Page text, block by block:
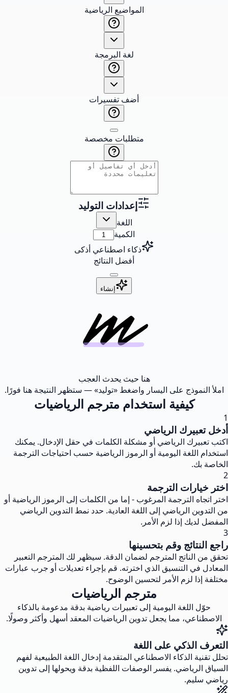
المواضيع الرياضية
لغة البرمجة
أضف تفسيرات
متطلبات مخصصة
إعدادات التوليد
اللغة
الكمية
ذكاء اصطناعي أذكى
أفضل النتائج
إنشاء
هنا حيث يحدث العجب
املأ النموذج على اليسار واضغط «توليد» — ستظهر النتيجة هنا فورًا.
كيفية استخدام مترجم الرياضيات
1
أدخل تعبيرك الرياضي
اكتب تعبيرك الرياضي أو مشكلة الكلمات في حقل الإدخال. يمكنك
استخدام اللغة اليومية أو الرموز الرياضية حسب احتياجات الترجمة
الخاصة بك.
2
اختر خيارات الترجمة
اختر اتجاه الترجمة المرغوب - إما من الكلمات إلى الرموز الرياضية أو
من التدوين الرياضي إلى اللغة العادية. حدد نمط التدوين الرياضي
المفضل لديك إذا لزم الأمر.
3
راجع النتائج وقم بتحسينها
تحقق من الناتج المترجم لضمان الدقة. سيظهر لك المترجم التعبير
المعادل في التنسيق الذي اخترته. قم بإجراء تعديلات أو جرب عبارات
مختلفة إذا لزم الأمر لتحسين الوضوح.
مترجم الرياضيات
حوّل اللغة اليومية إلى تعبيرات رياضية بدقة مدعومة بالذكاء
الاصطناعي، مما يجعل تدوين الرياضيات المعقد أسهل وأكثر وصولًا.
التعرف الذكي على اللغة
تحلل تقنية الذكاء الاصطناعي المتقدمة إدخال اللغة الطبيعية لفهم
السياق الرياضي. يفسر الوصفات اللفظية بدقة ويحولها إلى تدوين
رياضي سليم.